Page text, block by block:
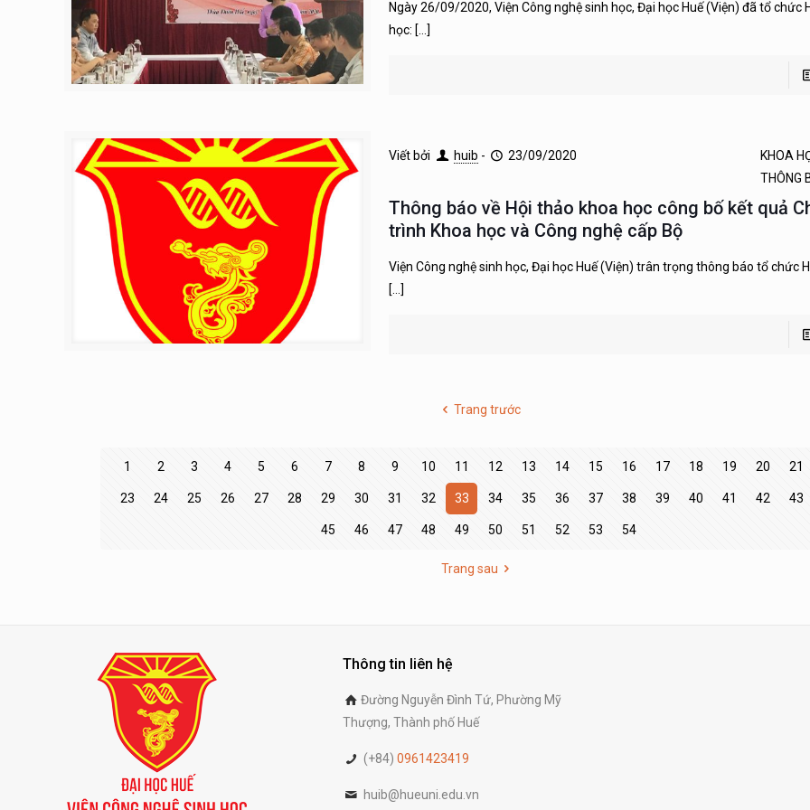
Ngày 26/09/2020, Viện Công nghệ sinh học, Đại học Huế (Viện) đã tổ chức
học: […]
Viết bởi huib - 23/09/2020
KHOA
THÔNG
Thông báo về Hội thảo khoa học công bố kết quả
trình Khoa học và Công nghệ cấp Bộ
Viện Công nghệ sinh học, Đại học Huế (Viện) trân trọng thông báo tổ chức
[…]
Trang trước
1 2 3 4 5 6 7 8 9 10 11 12 13 14 15 16 17 18 19 20 21
23 24 25 26 27 28 29 30 31 32 33 34 35 36 37 38 39 40 41 42 43
45 46 47 48 49 50 51 52 53 54
Trang sau
Thông tin liên hệ
Đường Nguyễn Đình Tứ, Phường Mỹ
Thượng, Thành phố Huế
(+84) 0961423419
huib@hueuni.edu.vn